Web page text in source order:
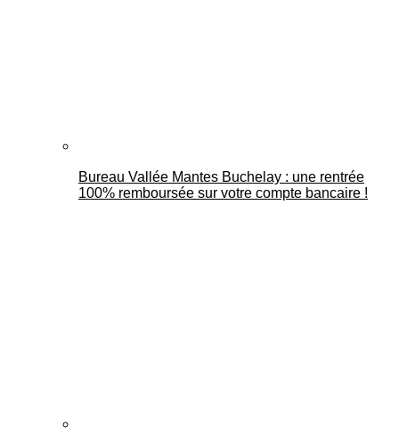
Bureau Vallée Mantes Buchelay : une rentrée
100% remboursée sur votre compte bancaire !